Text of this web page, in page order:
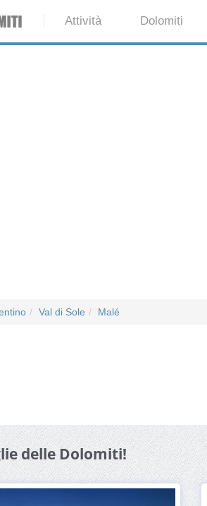
Attività Dolomiti
Val di Sole Malé
delle Dolomiti!